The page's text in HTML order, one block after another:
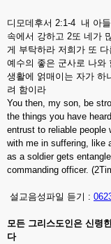
디모데후서 2:1-4 내 아
속에서 강하고 2또 네가
게 부탁하라 저희가 또 다
예수의 좋은 군사로 나와
생활에 얽매이는 자가 하
려 함이라
You then, my son, be
the things you have
entrust to reliable people
with me in suffering, like
as a soldier gets
commanding officer.
설교음성파일 듣기 :
모든 그리스도인은 신령
다